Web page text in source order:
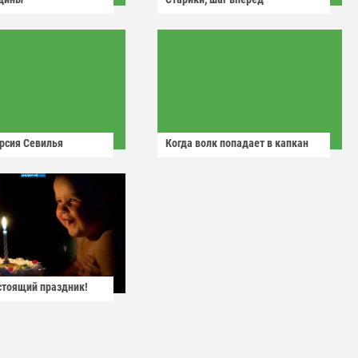
Севилья Когда волк попадает в капкан
праздник!